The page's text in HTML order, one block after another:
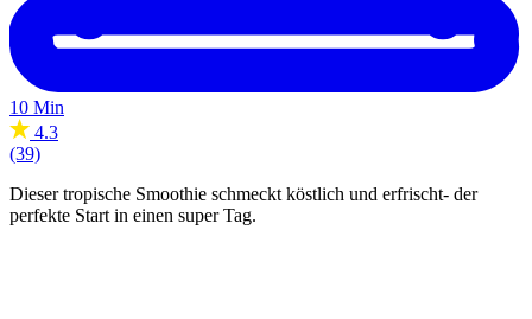
10 Min
4.3
(39)
Dieser tropische Smoothie schmeckt köstlich und erfrischt- der
perfekte Start in einen super Tag.